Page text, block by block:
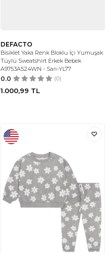
DEFACTO
Bisiklet Yaka Renk Bloklu İçi Yumuşak
Tüylü Sweatshirt Erkek Bebek
A9753A524WN - Sarı-YL77
0.0 (0)
1.000,99 TL